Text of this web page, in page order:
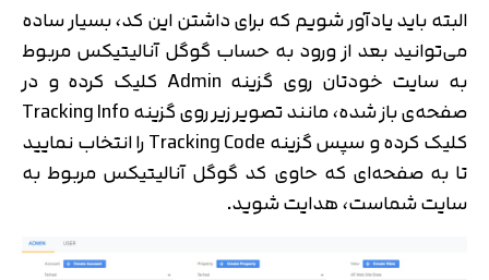
البته باید یادآور شویم که برای داشتن این کد، بسیار ساده
می‌توانید بعد از ورود به حساب گوگل آنالیتیکس مربوط
به سایت خودتان روی گزینه Admin کلیک کرده و در
صفحه‌ی باز شده، مانند تصویر زیر روی گزینه Tracking Info
کلیک کرده و سپس گزینه Tracking Code را انتخاب نمایید
تا به صفحه‌ای که حاوی کد گوگل آنالیتیکس مربوط به
سایت شماست، هدایت شوید.